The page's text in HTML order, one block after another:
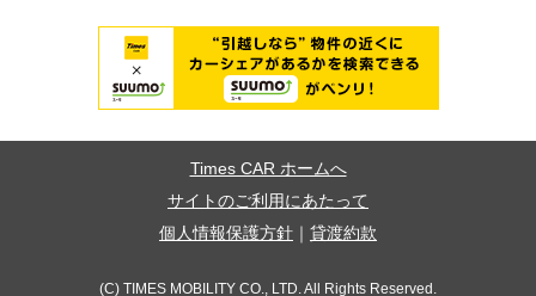
Times CAR ホームへ
サイトのご利用にあたって
個人情報保護方針
貸渡約款
(C) TIMES MOBILITY CO., LTD. All Rights Reserved.